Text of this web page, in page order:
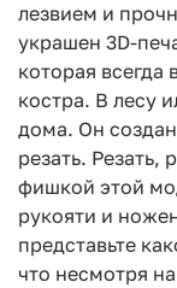
лезвием и
украшен 3D-
которая
костра. В лесу
дома. Он
резать. Резать,
фишкой этой
рукояти и
представьте
что несмотря